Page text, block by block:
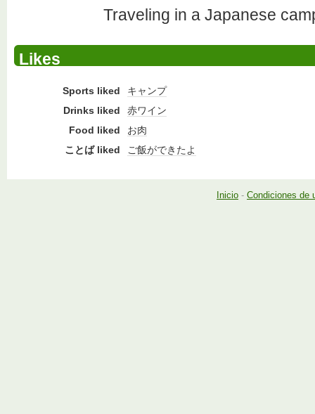
Traveling in a Japanese
Likes
Sports liked
キャンプ
Drinks liked
赤ワイン
Food liked
お肉
ことば liked
ご飯ができたよ
Inicio - Condiciones de